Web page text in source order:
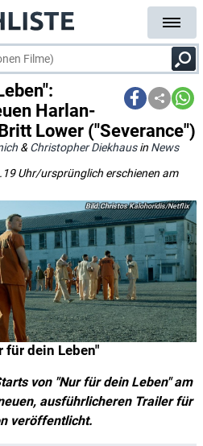
Harlan-
Lower ("Severance")
& Christopher Diekhausin News
Uhr/ursprünglich erschienen am
für dein Leben"
Christos Kalohoridis/Netflix
von "Nur für dein Leben" am
ausführlicheren Trailer für
veröffentlicht.